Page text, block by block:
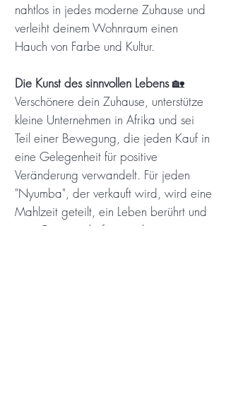
nahtlos in jedes moderne Zuhause und
verleiht deinem Wohnraum einen
Hauch von Farbe und Kultur.
Die Kunst des sinnvollen Lebens🏡
Verschönere dein Zuhause, unterstütze
kleine Unternehmen in Afrika und sei
Teil einer Bewegung, die jeden Kauf in
eine Gelegenheit für positive
Veränderung verwandelt. Für jeden
"Nyumba", der verkauft wird, wird eine
Mahlzeit geteilt, ein Leben berührt und
eine Gemeinschaft gestärkt.